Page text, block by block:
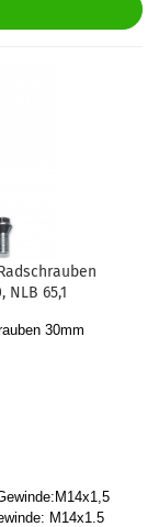
65,1
30mm
M14x1.5